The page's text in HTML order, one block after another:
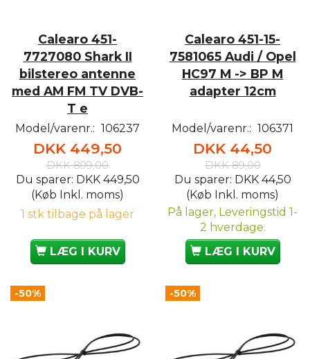
Calearo 451-
7727080 Shark II
bilstereo antenne
med AM FM TV DVB-
T e
Model/varenr.: 106237
DKK 449,50
DKK 899,00
Du sparer: DKK 449,50
(Køb Inkl. moms)
1 stk tilbage på lager
LÆG I KURV
Calearo 451-15-
7581065 Audi / Opel
HC97 M -> BP M
adapter 12cm
Model/varenr.: 106371
DKK 44,50
DKK 89,00
Du sparer: DKK 44,50
(Køb Inkl. moms)
På lager, Leveringstid 1-
2 hverdage.
LÆG I KURV
-50% -50%